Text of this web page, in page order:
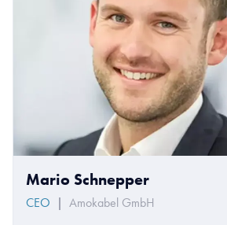
Mario Schnepper
CEO | Amokabel GmbH